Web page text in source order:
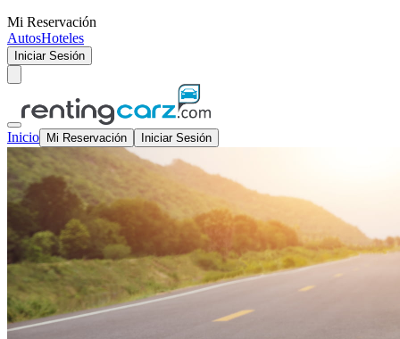
Mi Reservación
AutosHoteles
Iniciar Sesión
Inicio Mi Reservación Iniciar Sesión